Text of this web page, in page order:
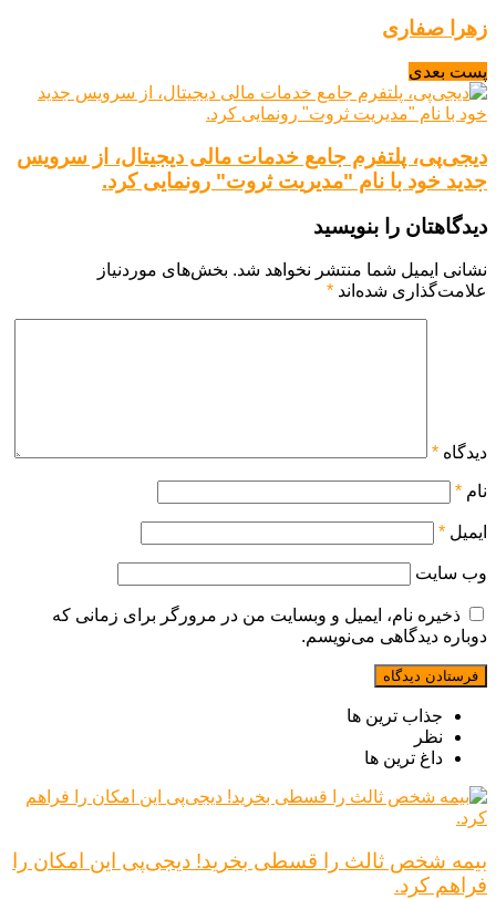
زهرا صفاری
پست بعدی
دیجی‌پی، پلتفرم جامع خدمات مالی دیجیتال، از سرویس
جدید خود با نام "مدیریت ثروت" رونمایی کرد.
دیدگاهتان را بنویسید
نشانی ایمیل شما منتشر نخواهد شد. بخش‌های موردنیاز
علامت‌گذاری شده‌اند *
دیدگاه *
نام *
ایمیل *
وب‌ سایت
ذخیره نام، ایمیل و وبسایت من در مرورگر برای زمانی که
دوباره دیدگاهی می‌نویسم.
جذاب ترین ها
نظر
داغ ترین ها
بیمه شخص ثالث را قسطی بخرید! دیجی‌پی این امکان را
فراهم کرد.